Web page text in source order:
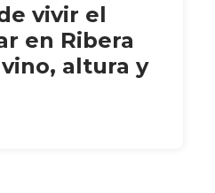
vivir el
en Ribera
altura y